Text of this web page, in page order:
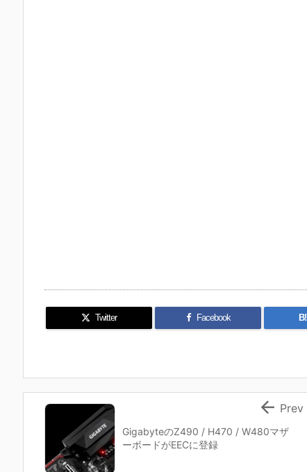
Twitter Facebook B!
GigabyteのZ490 / H470 / W480マザ
ーボードがEECに登録
 Prev